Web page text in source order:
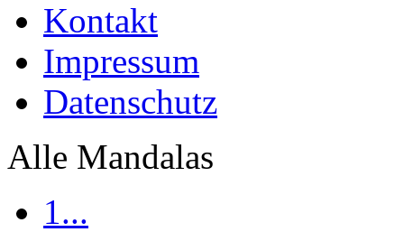
Kontakt
Impressum
Datenschutz
Alle Mandalas
1...